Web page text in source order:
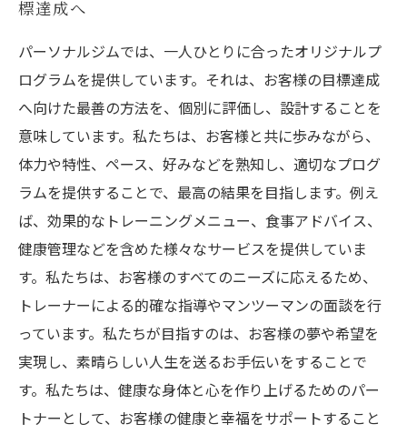
標達成へ
パーソナルジムでは、一人ひとりに合ったオリジナルプ
ログラムを提供しています。それは、お客様の目標達成
へ向けた最善の方法を、個別に評価し、設計することを
意味しています。私たちは、お客様と共に歩みながら、
体力や特性、ペース、好みなどを熟知し、適切なプログ
ラムを提供することで、最高の結果を目指します。例え
ば、効果的なトレーニングメニュー、食事アドバイス、
健康管理などを含めた様々なサービスを提供していま
す。私たちは、お客様のすべてのニーズに応えるため、
トレーナーによる的確な指導やマンツーマンの面談を行
っています。私たちが目指すのは、お客様の夢や希望を
実現し、素晴らしい人生を送るお手伝いをすることで
す。私たちは、健康な身体と心を作り上げるためのパー
トナーとして、お客様の健康と幸福をサポートすること